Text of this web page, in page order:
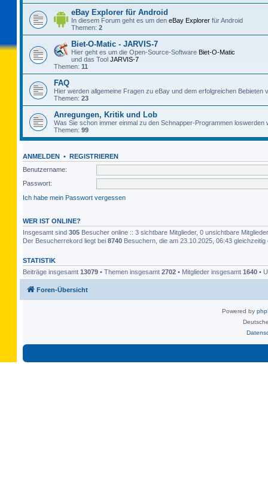
eBay Explorer für Android
In diesem Forum geht es um den eBay Explorer für Android
Themen: 2
Biet-O-Matic - JARVIS-7
Hier geht es um die Open-Source-Software Biet-O-Matic
und das Tool JARVIS-7
Themen: 11
FAQ
Hier werden allgemeine Fragen zu eBay und dem erfolgreichen Bebieten
Themen: 23
Anregungen, Kritik und Lob
Was Sie schon immer einmal zu den Schnapper-Programmen loswerden
Themen: 99
ANMELDEN • REGISTRIEREN
Benutzername:
Passwort:
Ich habe mein Passwort vergessen
WER IST ONLINE?
Insgesamt sind 305 Besucher online :: 3 sichtbare Mitglieder, 0 unsichtbare
Der Besucherrekord liegt bei 8740 Besuchern, die am 23.10.2025, 06:43 gleichzeitig
STATISTIK
Beiträge insgesamt 13079 • Themen insgesamt 2702 • Mitglieder insgesamt 1640 •
Foren-Übersicht
Powered by